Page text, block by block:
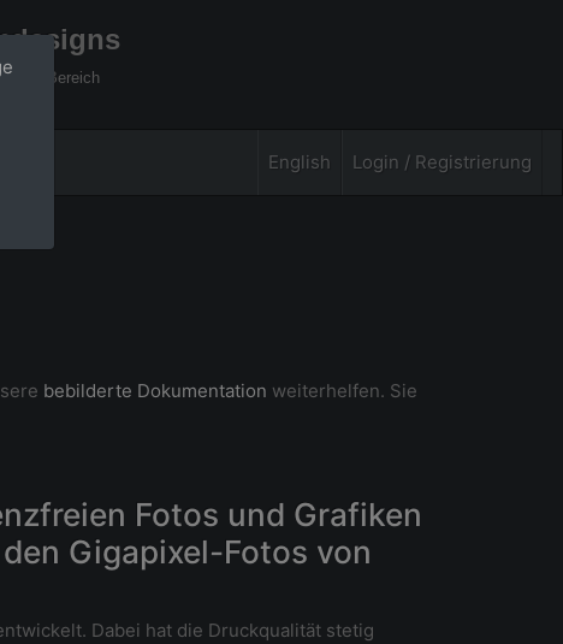
Bereich
English Login / Registrierung
bebilderte Dokumentation weiterhelfen. Sie
Fotos und Grafiken
Gigapixel-Fotos von
Dabei hat die Druckqualität stetig